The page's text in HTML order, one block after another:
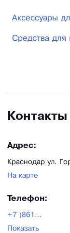
Аксессуары
Средства
Контакты
Адрес:
Краснодар ул.
На карте
Телефон:
+7 (861)255?40?03|+7
Показать